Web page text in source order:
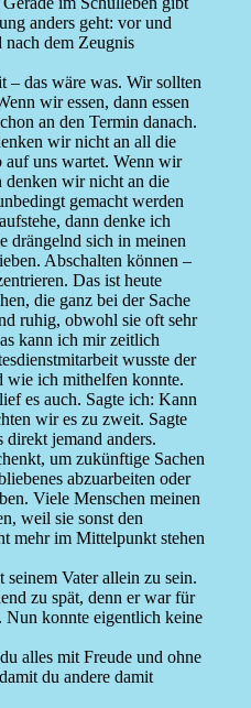
anders geht: vor und
dem Zeugnis
– das wäre was. Wir sollten
wir essen, dann essen
an den Termin danach.
wir nicht an all die
uns wartet. Wenn wir
denken wir nicht an die
gemacht werden
dann denke ich
drängelnd sich in meinen
Abschalten können –
Das ist heute
die ganz bei der Sache
ruhig, obwohl sie oft sehr
kann ich mir zeitlich
wusste der
wie ich mithelfen konnte.
es auch. Sagte ich: Kann
wir es zu zweit. Sagte
direkt jemand anders.
um zukünftige Sachen
abzuarbeiten oder
Viele Menschen meinen
weil sie sonst den
mehr im Mittelpunkt stehen
seinem Vater allein zu sein.
zu spät, denn er war für
Nun konnte eigentlich keine
alles mit Freude und ohne
du andere damit